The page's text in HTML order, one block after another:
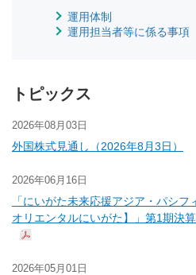
運用体制
運用担当者等に係る事項
トピックス
2026年08月03日
外国株式見通し（2026年8月3日）
2026年06月16日
「にいがた未来応援アジア・パシフ
オリエンタルにいがた】」第1期決
2026年05月01日